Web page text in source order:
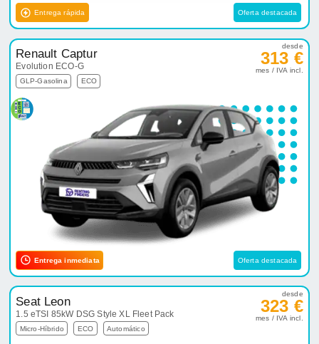
Entrega rápida Oferta destacada
Renault Captur
Evolution ECO-G
GLP-Gasolina ECO
desde
313 €
mes / IVA incl.
Entrega inmediata Oferta destacada
Seat Leon
1.5 eTSI 85kW DSG Style XL Fleet Pack
Micro-Híbrido ECO Automático
desde
323 €
mes / IVA incl.